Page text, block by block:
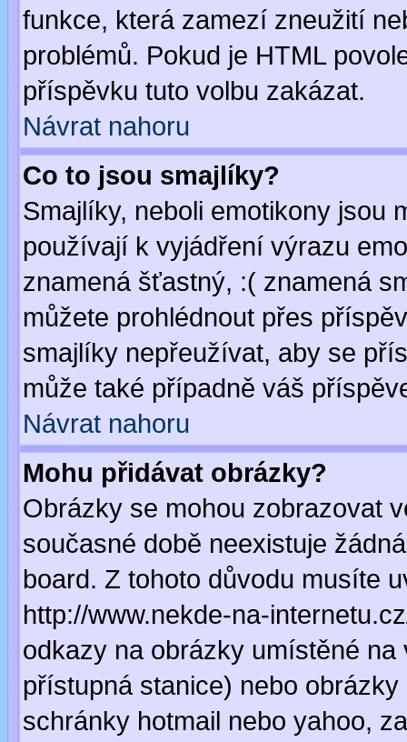
funkce, která zamezí zneužití
problémů. Pokud je HTML
příspěvku tuto volbu zakázat.
Návrat nahoru
Co to jsou smajlíky?
Smajlíky, neboli emotikony jsou
používají k vyjádření výrazu
znamená šťastný, :( znamená
můžete prohlédnout přes
smajlíky nepřeužívat, aby se
může také případně váš
Návrat nahoru
Mohu přidávat obrázky?
Obrázky se mohou zobrazovat
současné době neexistuje
board. Z tohoto důvodu musíte
http://www.nekde-na-
odkazy na obrázky umístěné
přístupná stanice) nebo
schránky hotmail nebo yahoo,